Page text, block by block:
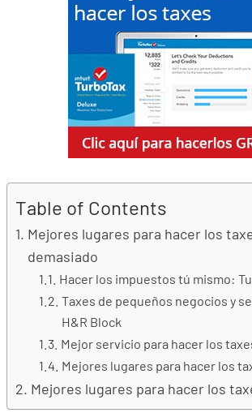
Table of Contents
Mejores lugares para hacer los
demasiado
Hacer los impuestos tú mismo:
Taxes de pequeños negocios y
H&R Block
Mejor servicio para hacer los
Mejores lugares para hacer los
Mejores lugares para hacer los